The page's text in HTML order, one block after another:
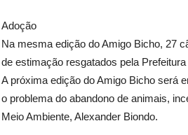
Adoção
Na mesma edição do Amigo Bicho, 27
de estimação resgatados pela
A próxima edição do Amigo Bicho será
o problema do abandono de animais,
Meio Ambiente, Alexander Biondo.